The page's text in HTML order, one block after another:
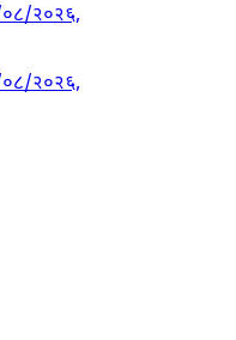
०८/२०२६,
०८/२०२६,